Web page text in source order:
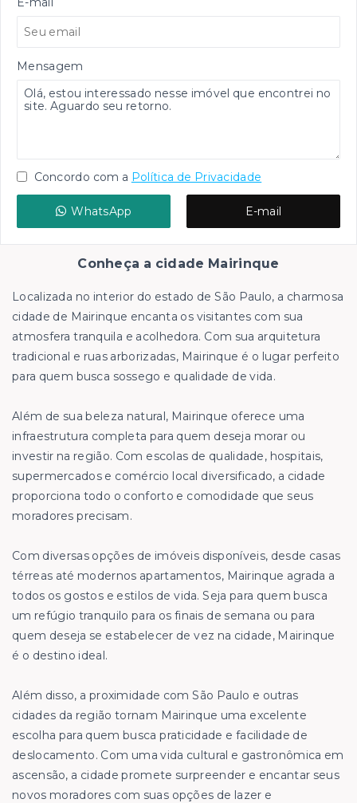
Mensagem
Concordo com a Política de Privacidade
WhatsApp E-mail
Conheça a cidade Mairinque
Localizada no interior do estado de São Paulo, a charmosa
cidade de Mairinque encanta os visitantes com sua
atmosfera tranquila e acolhedora. Com sua arquitetura
tradicional e ruas arborizadas, Mairinque é o lugar perfeito
para quem busca sossego e qualidade de vida.
Além de sua beleza natural, Mairinque oferece uma
infraestrutura completa para quem deseja morar ou
investir na região. Com escolas de qualidade, hospitais,
supermercados e comércio local diversificado, a cidade
proporciona todo o conforto e comodidade que seus
moradores precisam.
Com diversas opções de imóveis disponíveis, desde casas
térreas até modernos apartamentos, Mairinque agrada a
todos os gostos e estilos de vida. Seja para quem busca
um refúgio tranquilo para os finais de semana ou para
quem deseja se estabelecer de vez na cidade, Mairinque
é o destino ideal.
Além disso, a proximidade com São Paulo e outras
cidades da região tornam Mairinque uma excelente
escolha para quem busca praticidade e facilidade de
deslocamento. Com uma vida cultural e gastronômica em
ascensão, a cidade promete surpreender e encantar seus
novos moradores com suas opções de lazer e